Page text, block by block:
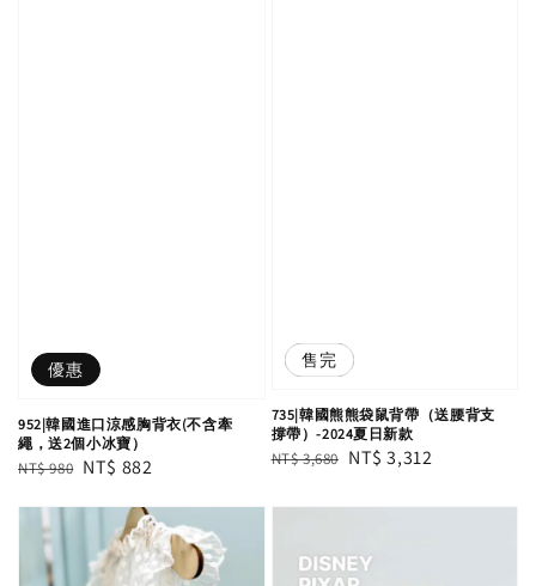
優惠
952|韓國進口涼感胸背衣(不含牽
繩，送2個小冰寶）
Regular
NT$ 980 Sale
NT$ 882
優惠
售完
735|韓國熊熊袋鼠背帶（送腰背支
撐帶）-2024夏日新款
Regular
NT$ 3,680 Sale
NT$ 3,312